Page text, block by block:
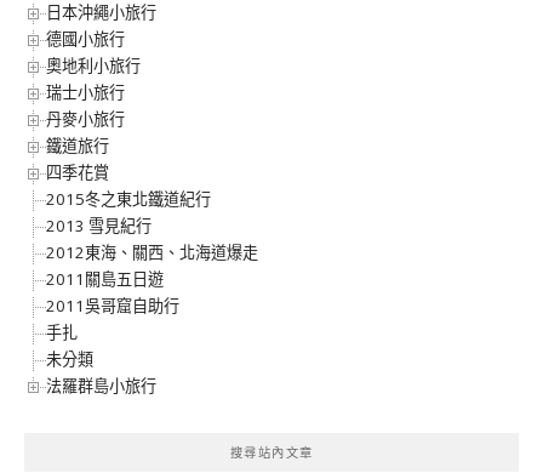
日本沖繩小旅行
德國小旅行
奧地利小旅行
瑞士小旅行
丹麥小旅行
鐵道旅行
四季花賞
2015冬之東北鐵道紀行
2013 雪見紀行
2012東海、關西、北海道爆走
2011關島五日遊
2011吳哥窟自助行
手扎
未分類
法羅群島小旅行
搜尋站內文章